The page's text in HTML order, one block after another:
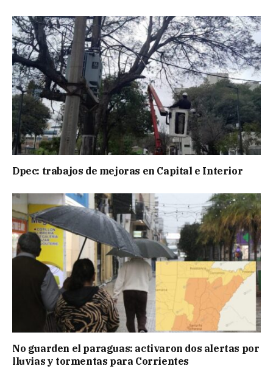
Dpec: trabajos de mejoras en Capital e Interior
No guarden el paraguas: activaron dos alertas por
lluvias y tormentas para Corrientes